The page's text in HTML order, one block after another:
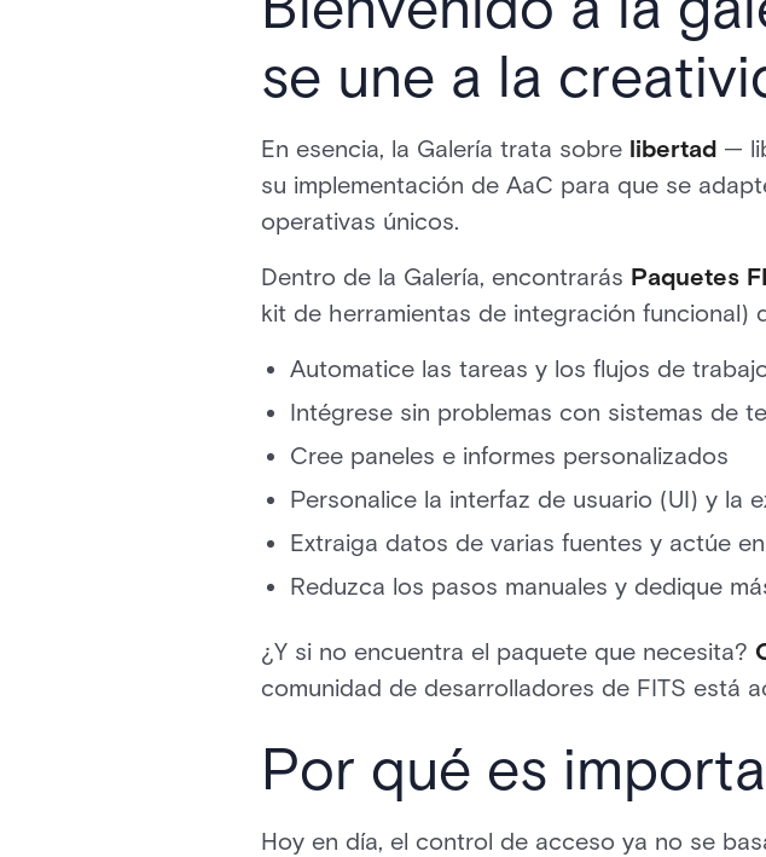
se une a la
En esencia, la Galería trata sobre libertad —
su implementación de AaC para que se
operativas únicos.
Dentro de la Galería, encontrarás Paquetes
kit de herramientas de integración funcional)
Automatice las tareas y los flujos de
Intégrese sin problemas con sistemas de
Cree paneles e informes personalizados
Personalice la interfaz de usuario (UI) y la
Extraiga datos de varias fuentes y actúe
Reduzca los pasos manuales y dedique
¿Y si no encuentra el paquete que necesita?
comunidad de desarrolladores de FITS está
Por qué es
Hoy en día, el control de acceso ya no se